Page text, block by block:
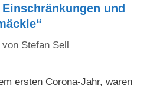
und
von Stefan Sell
ersten Corona-Jahr, waren